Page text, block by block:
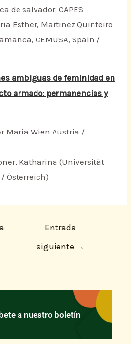
de salvador, CAPES
Esther, Martinez Quinteiro
CEMUSA, Spain /
ambiguas de feminidad en
armado: permanencias y
Maria Wien Austria /
Katharina (Universität
Österreich)
Entrada
siguiente →
a nuestro boletín